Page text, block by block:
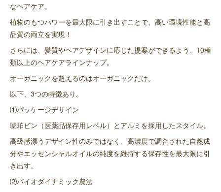
なヘアケア。
植物のもつパワーを最大限に引き出すことで、高い環境性能と高
品質の両立を実現！
さらには、髪質やヘアデザインに応じた提案ができるよう、10種
類以上のヘアケアラインナップ。
オーガニックを超えるのはオーガニックだけ。
以下、3つの特徴あり。
⑴パッケージデザイン
琥珀ビン（医薬品保存用レベル）とアルミを採用したスタイル。
高級感漂うデザイン性のみではなく、高濃度で調合された自然成
分やエッセンシャルオイルの純度を維持する保存性を最大限に引
き出す。
⑵バイオダイナミック農法